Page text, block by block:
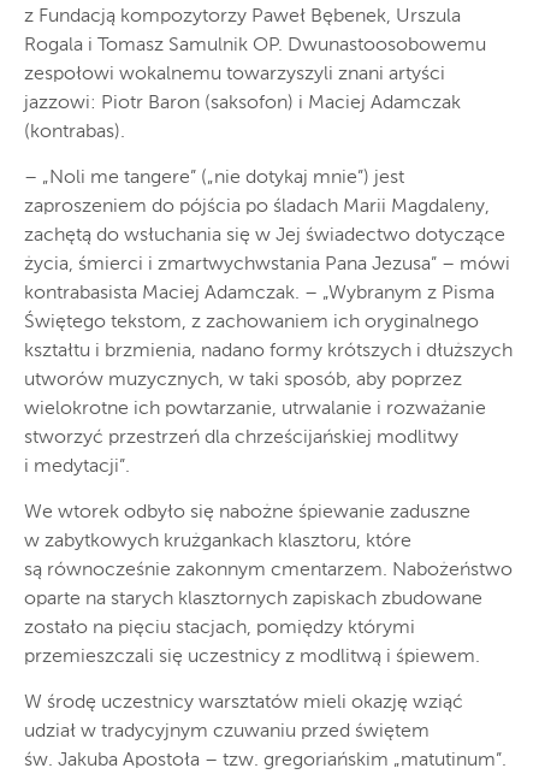
z Fundacją kompozytorzy Paweł Bębenek, Urszula
Rogala i Tomasz Samulnik OP. Dwunastoosobowemu
zespołowi wokalnemu towarzyszyli znani artyści
jazzowi: Piotr Baron (saksofon) i Maciej Adamczak
(kontrabas).
– „Noli me tangere” („nie dotykaj mnie”) jest
zaproszeniem do pójścia po śladach Marii Magdaleny,
zachętą do wsłuchania się w Jej świadectwo dotyczące
życia, śmierci i zmartwychwstania Pana Jezusa” – mówi
kontrabasista Maciej Adamczak. – „Wybranym z Pisma
Świętego tekstom, z zachowaniem ich oryginalnego
kształtu i brzmienia, nadano formy krótszych i dłuższych
utworów muzycznych, w taki sposób, aby poprzez
wielokrotne ich powtarzanie, utrwalanie i rozważanie
stworzyć przestrzeń dla chrześcijańskiej modlitwy
i medytacji”.
We wtorek odbyło się nabożne śpiewanie zaduszne
w zabytkowych krużgankach klasztoru, które
są równocześnie zakonnym cmentarzem. Nabożeństwo
oparte na starych klasztornych zapiskach zbudowane
zostało na pięciu stacjach, pomiędzy którymi
przemieszczali się uczestnicy z modlitwą i śpiewem.
W środę uczestnicy warsztatów mieli okazję wziąć
udział w tradycyjnym czuwaniu przed świętem
św. Jakuba Apostoła – tzw. gregoriańskim „matutinum”.